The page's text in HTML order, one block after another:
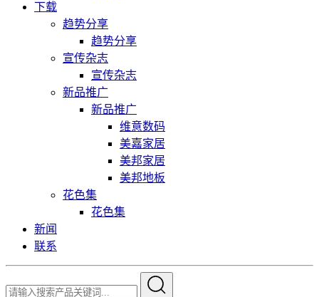
下载
趋势分享
趋势分享
宣传杂志
宣传杂志
新品推广
新品推广
维意数码
美嘉家居
美邦家居
美邦地板
花色集
花色集
新闻
联系